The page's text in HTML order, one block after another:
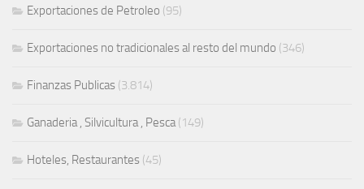
Exportaciones de Petroleo (95)
Exportaciones no tradicionales al resto del mundo (346)
Finanzas Publicas (3.814)
Ganaderia , Silvicultura , Pesca(149)
Hoteles, Restaurantes (45)